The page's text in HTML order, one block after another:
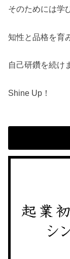
そのためには学
知性と品格を育
自己研鑽を続け
Shine Up！